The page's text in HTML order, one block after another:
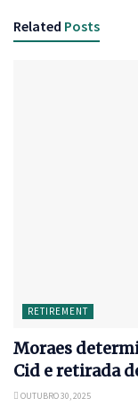
Related Posts
RETIREMENT
Moraes
Cid e retirada
OUTUBRO 30, 2025